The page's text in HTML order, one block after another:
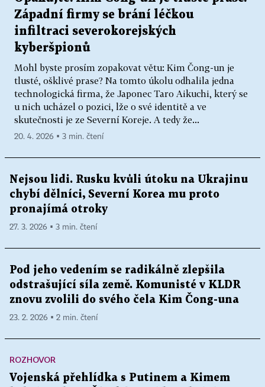
Západní firmy se brání léčkou
infiltraci severokorejských
kyberšpionů
Mohl byste prosím zopakovat větu: Kim Čong-un je
tlusté, ošklivé prase? Na tomto úkolu odhalila jedna
technologická firma, že Japonec Taro Aikuchi, který se
u nich ucházel o pozici, lže o své identitě a ve
skutečnosti je ze Severní Koreje. A tedy že...
20. 4. 2026 ▪ 3 min. čtení
Nejsou lidi. Rusku kvůli útoku na Ukrajinu
chybí dělníci, Severní Korea mu proto
pronajímá otroky
27. 3. 2026 ▪ 3 min. čtení
Pod jeho vedením se radikálně zlepšila
odstrašující síla země. Komunisté v KLDR
znovu zvolili do svého čela Kim Čong-una
23. 2. 2026 ▪ 2 min. čtení
ROZHOVOR
Vojenská přehlídka s Putinem a Kimem